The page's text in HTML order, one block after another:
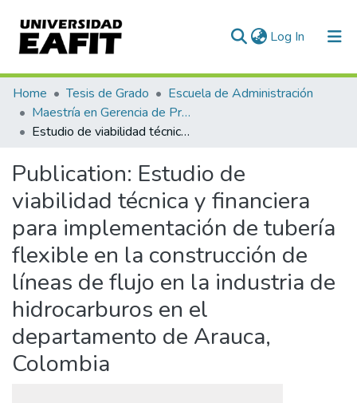
Log In (current)
Communities & Collections
All of DSpace
Home Tesis de Grado
Escuela de Administración
Maestría en Gerencia de Proyectos (Tesis)
Estudio de viabilidad técnica y financiera para implementación de tubería flexible en la construcción de líneas de flujo en la industria de hidrocarburos en el departamento de Arauca, Colombia
Publication: Estudio de
viabilidad técnica y financiera
para implementación de tubería
flexible en la construcción de
líneas de flujo en la industria de
hidrocarburos en el
departamento de Arauca,
Colombia